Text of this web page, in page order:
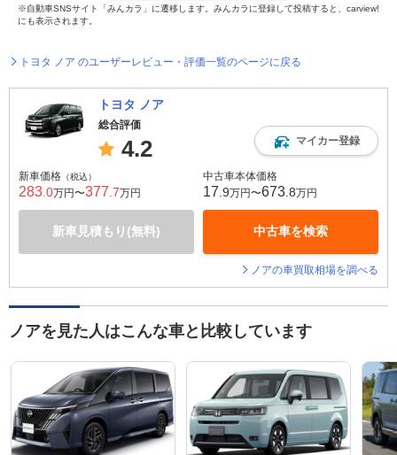
※自動車SNSサイト「みんカラ」に遷移します。みんカラに登録して投稿すると、carview!
にも表示されます。
トヨタ ノア のユーザーレビュー・評価一覧のページに戻る
トヨタ ノア
総合評価
4.2 マイカー登録
新車価格 （税込）
283 .0万円〜377 .7万円
新車見積もり(無料)
中古車本体価格
17 .9万円〜673 .8万円
中古車を検索
ノアの車買取相場を調べる
ノアを見た人はこんな車と比較しています